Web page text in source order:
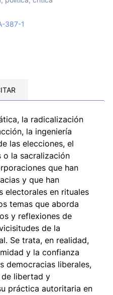
387-1
la radicalización
la ingeniería
las elecciones, el
o la sacralización
que han
y que han
electorales en rituales
temas que aborda
y reflexiones de
de la
Se trata, en realidad,
y la confianza
democracias liberales,
libertad y
práctica autoritaria en